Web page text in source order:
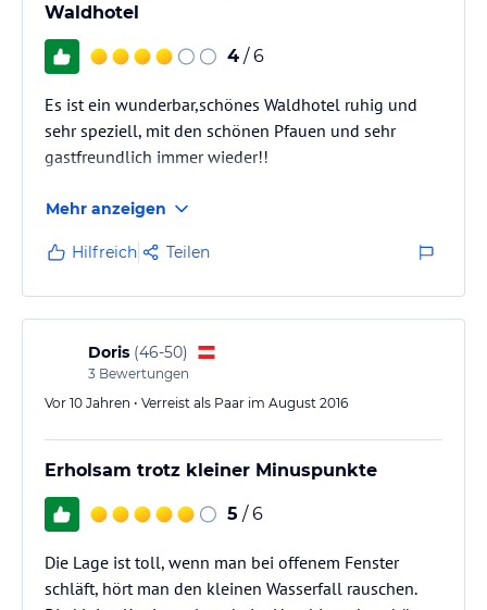
Waldhotel
4 / 6
Es ist ein wunderbar,schönes Waldhotel ruhig und
sehr speziell, mit den schönen Pfauen und sehr
gastfreundlich immer wieder!!
Mehr anzeigen
Hilfreich Teilen
Doris (46-50)
3 Bewertungen
Vor 10 Jahren • Verreist als Paar im August 2016
Erholsam trotz kleiner Minuspunkte
5 / 6
Die Lage ist toll, wenn man bei offenem Fenster
schläft, hört man den kleinen Wasserfall rauschen.